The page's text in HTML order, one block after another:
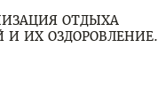
ОТДЫХА
И ИХ ОЗДОРОВЛЕНИЕ.